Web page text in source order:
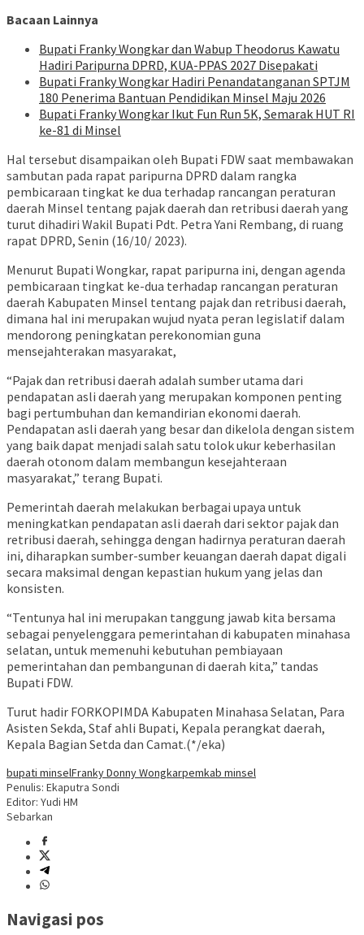
Bacaan Lainnya
Bupati Franky Wongkar dan Wabup Theodorus Kawatu
Hadiri Paripurna DPRD, KUA-PPAS 2027 Disepakati
Bupati Franky Wongkar Hadiri Penandatanganan SPTJM
180 Penerima Bantuan Pendidikan Minsel Maju 2026
Bupati Franky Wongkar Ikut Fun Run 5K, Semarak HUT RI
ke-81 di Minsel
Hal tersebut disampaikan oleh Bupati FDW saat membawakan
sambutan pada rapat paripurna DPRD dalam rangka
pembicaraan tingkat ke dua terhadap rancangan peraturan
daerah Minsel tentang pajak daerah dan retribusi daerah yang
turut dihadiri Wakil Bupati Pdt. Petra Yani Rembang, di ruang
rapat DPRD, Senin (16/10/ 2023).
Menurut Bupati Wongkar, rapat paripurna ini, dengan agenda
pembicaraan tingkat ke-dua terhadap rancangan peraturan
daerah Kabupaten Minsel tentang pajak dan retribusi daerah,
dimana hal ini merupakan wujud nyata peran legislatif dalam
mendorong peningkatan perekonomian guna
mensejahterakan masyarakat,
“Pajak dan retribusi daerah adalah sumber utama dari
pendapatan asli daerah yang merupakan komponen penting
bagi pertumbuhan dan kemandirian ekonomi daerah.
Pendapatan asli daerah yang besar dan dikelola dengan sistem
yang baik dapat menjadi salah satu tolok ukur keberhasilan
daerah otonom dalam membangun kesejahteraan
masyarakat,” terang Bupati.
Pemerintah daerah melakukan berbagai upaya untuk
meningkatkan pendapatan asli daerah dari sektor pajak dan
retribusi daerah, sehingga dengan hadirnya peraturan daerah
ini, diharapkan sumber-sumber keuangan daerah dapat digali
secara maksimal dengan kepastian hukum yang jelas dan
konsisten.
“Tentunya hal ini merupakan tanggung jawab kita bersama
sebagai penyelenggara pemerintahan di kabupaten minahasa
selatan, untuk memenuhi kebutuhan pembiayaan
pemerintahan dan pembangunan di daerah kita,” tandas
Bupati FDW.
Turut hadir FORKOPIMDA Kabupaten Minahasa Selatan, Para
Asisten Sekda, Staf ahli Bupati, Kepala perangkat daerah,
Kepala Bagian Setda dan Camat.(*/eka)
bupati minselFranky Donny Wongkarpemkab minsel
Penulis: Ekaputra Sondi
Editor: Yudi HM
Sebarkan
Navigasi pos